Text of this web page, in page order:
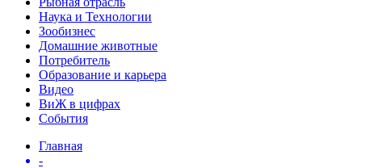
Наука и Технологии
Зообизнес
Домашние животные
Потребитель
Образование и карьера
Видео
ВиЖ в цифрах
События
Главная
-